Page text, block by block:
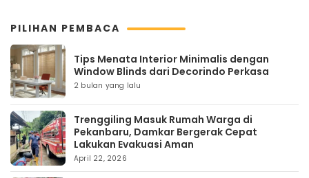
PILIHAN PEMBACA
Tips Menata Interior Minimalis dengan
Window Blinds dari Decorindo Perkasa
2 bulan yang lalu
Trenggiling Masuk Rumah Warga di
Pekanbaru, Damkar Bergerak Cepat
Lakukan Evakuasi Aman
April 22, 2026